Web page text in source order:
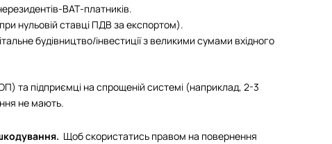
ВАТ-платників.
нульовій ставці ПДВ за експортом).
будівництво/інвестиції з великими сумами вхідного
та підприємці на спрощеній системі (наприклад, 2-3
не мають.
Щоб скористатись правом на повернення